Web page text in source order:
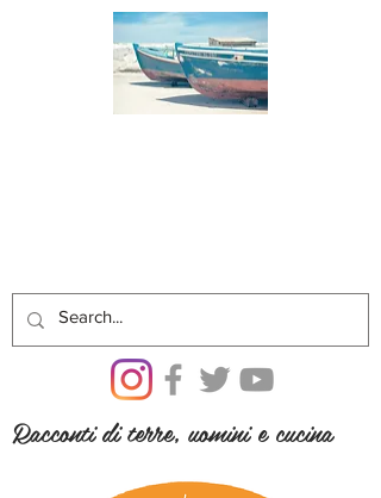
Racconti di terre, uomini e cucina